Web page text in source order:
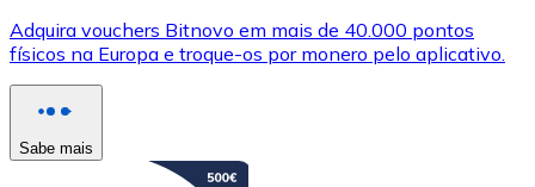
Adquira vouchers Bitnovo em mais de 40.000 pontos
físicos na Europa e troque-os por monero pelo aplicativo.
Sabe mais